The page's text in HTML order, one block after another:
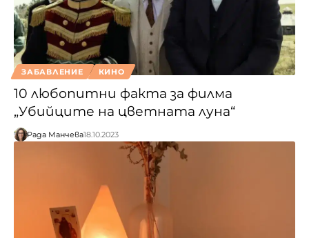
ЗАБАВЛЕНИЕ КИНО
10 любопитни факта за филма
„Убийците на цветната луна“
Рада Манчева18.10.2023